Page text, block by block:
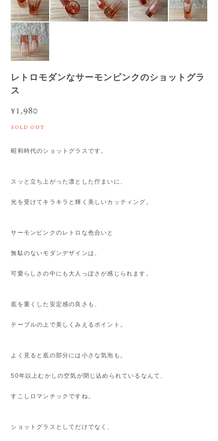
レトロモダンなサーモンピンクのショットグラ
ス
¥1,980
SOLD OUT
昭和時代のショットグラスです。
スッと立ち上がった凛とした佇まいに、
光を受けてキラキラと輝く美しいカッティング。
サーモンピンクのレトロな色合いと
無駄のないモダンデザインは、
可愛らしさの中にも大人っぽさが感じられます。
底を重くした安定感の良さも、
テーブルの上で美しくみえるポイント。
よく見ると底の部分には小さな気泡も。
50年以上むかしの空気が閉じ込められているなんて、
すこしロマンチックですね。
ショットグラスとしてだけでなく、